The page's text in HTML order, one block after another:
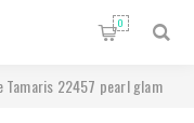
0
Tamaris 22457 pearl glam